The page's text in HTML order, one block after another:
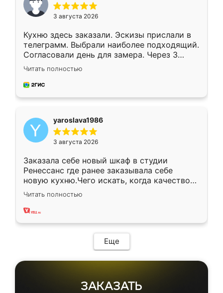
3 августа 2026
Кухню здесь заказали. Эскизы прислали в
телеграмм. Выбрали наиболее подходящий.
Согласовали день для замера. Через 3
недели кухня была уже готова. Остались
довольны работой. Спасибо Ренессанс
мебель за качественную работу!
Читать полностью
yaroslava1986
3 августа 2026
Заказала себе новый шкаф в студии
Ренессанс где ранее заказывала себе
новую кухню.Чего искать, когда качеством
вполне довольна. Служит кухня уже почти
два года, нареканий нет.
Читать полностью
Еще
ЗАКАЗАТЬ